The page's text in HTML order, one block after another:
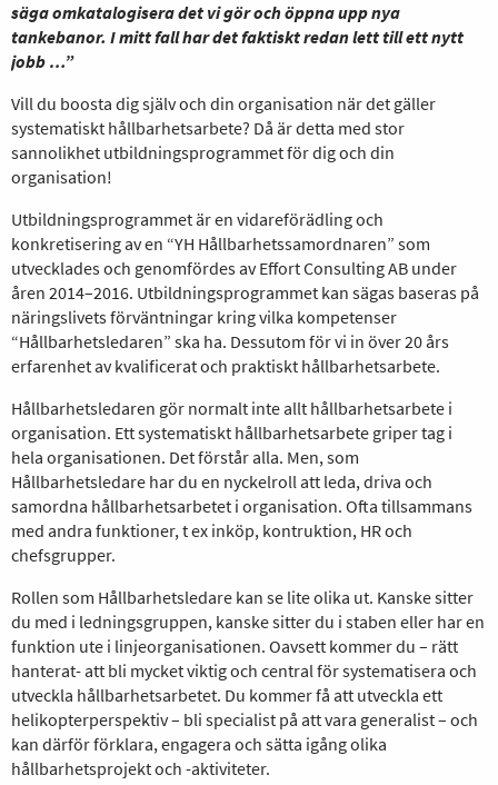
säga omkatalogisera det vi gör och öppna upp nya
tankebanor. I mitt fall har det faktiskt redan lett till ett nytt
jobb …”
Vill du boosta dig själv och din organisation när det gäller
systematiskt hållbarhetsarbete? Då är detta med stor
sannolikhet utbildningsprogrammet för dig och din
organisation!
Utbildningsprogrammet är en vidareförädling och
konkretisering av en “YH Hållbarhetssamordnaren” som
utvecklades och genomfördes av Effort Consulting AB under
åren 2014–2016. Utbildningsprogrammet kan sägas baseras på
näringslivets förväntningar kring vilka kompetenser
“Hållbarhetsledaren” ska ha. Dessutom för vi in över 20 års
erfarenhet av kvalificerat och praktiskt hållbarhetsarbete.
Hållbarhetsledaren gör normalt inte allt hållbarhetsarbete i
organisation. Ett systematiskt hållbarhetsarbete griper tag i
hela organisationen. Det förstår alla. Men, som
Hållbarhetsledare har du en nyckelroll att leda, driva och
samordna hållbarhetsarbetet i organisation. Ofta tillsammans
med andra funktioner, t ex inköp, kontruktion, HR och
chefsgrupper.
Rollen som Hållbarhetsledare kan se lite olika ut. Kanske sitter
du med i ledningsgruppen, kanske sitter du i staben eller har en
funktion ute i linjeorganisationen. Oavsett kommer du – rätt
hanterat- att bli mycket viktig och central för systematisera och
utveckla hållbarhetsarbetet. Du kommer få att utveckla ett
helikopterperspektiv – bli specialist på att vara generalist – och
kan därför förklara, engagera och sätta igång olika
hållbarhetsprojekt och -aktiviteter.